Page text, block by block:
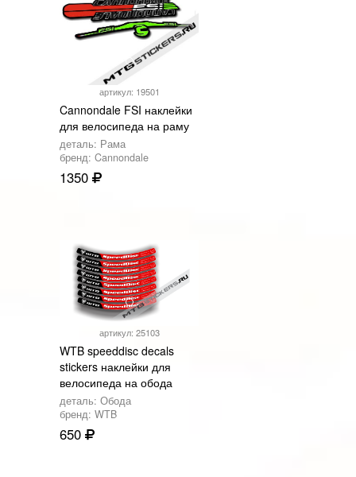
артикул: 19501
Cannondale FSI наклейки
для велосипеда на раму
деталь: Рама
бренд: Cannondale
1350
артикул: 25103
WTB speeddisc decals
stickers наклейки для
велосипеда на обода
деталь: Обода
бренд: WTB
650